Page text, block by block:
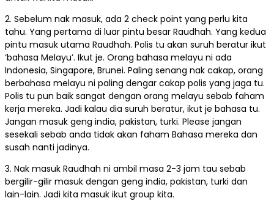
2. Sebelum nak masuk, ada 2 check point yang perlu kita
tahu. Yang pertama di luar pintu besar Raudhah. Yang kedua
pintu masuk utama Raudhah. Polis tu akan suruh beratur ikut
‘bahasa Melayu’. Ikut je. Orang bahasa melayu ni ada
Indonesia, Singapore, Brunei. Paling senang nak cakap, orang
berbahasa melayu ni paling dengar cakap polis yang jaga tu.
Polis tu pun baik sangat dengan orang melayu sebab faham
kerja mereka. Jadi kalau dia suruh beratur, ikut je bahasa tu.
Jangan masuk geng india, pakistan, turki. Please jangan
sesekali sebab anda tidak akan faham Bahasa mereka dan
susah nanti jadinya.
3. Nak masuk Raudhah ni ambil masa 2-3 jam tau sebab
bergilir-gilir masuk dengan geng india, pakistan, turki dan
lain-lain. Jadi kita masuk ikut group kita.